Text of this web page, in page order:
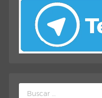
Buscar: